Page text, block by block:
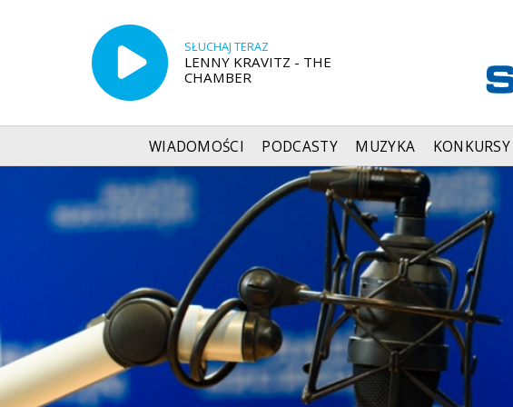
SŁUCHAJ TERAZ
LENNY KRAVITZ - THE
CHAMBER
WIADOMOŚCI PODCASTY MUZYKA KONKURSY